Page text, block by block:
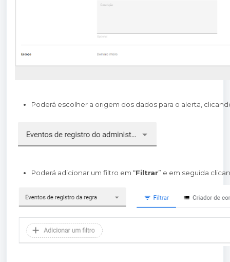
Poderá escolher a origem dos dados para o alerta,
Poderá adicionar um filtro em “Filtrar” e em seguida